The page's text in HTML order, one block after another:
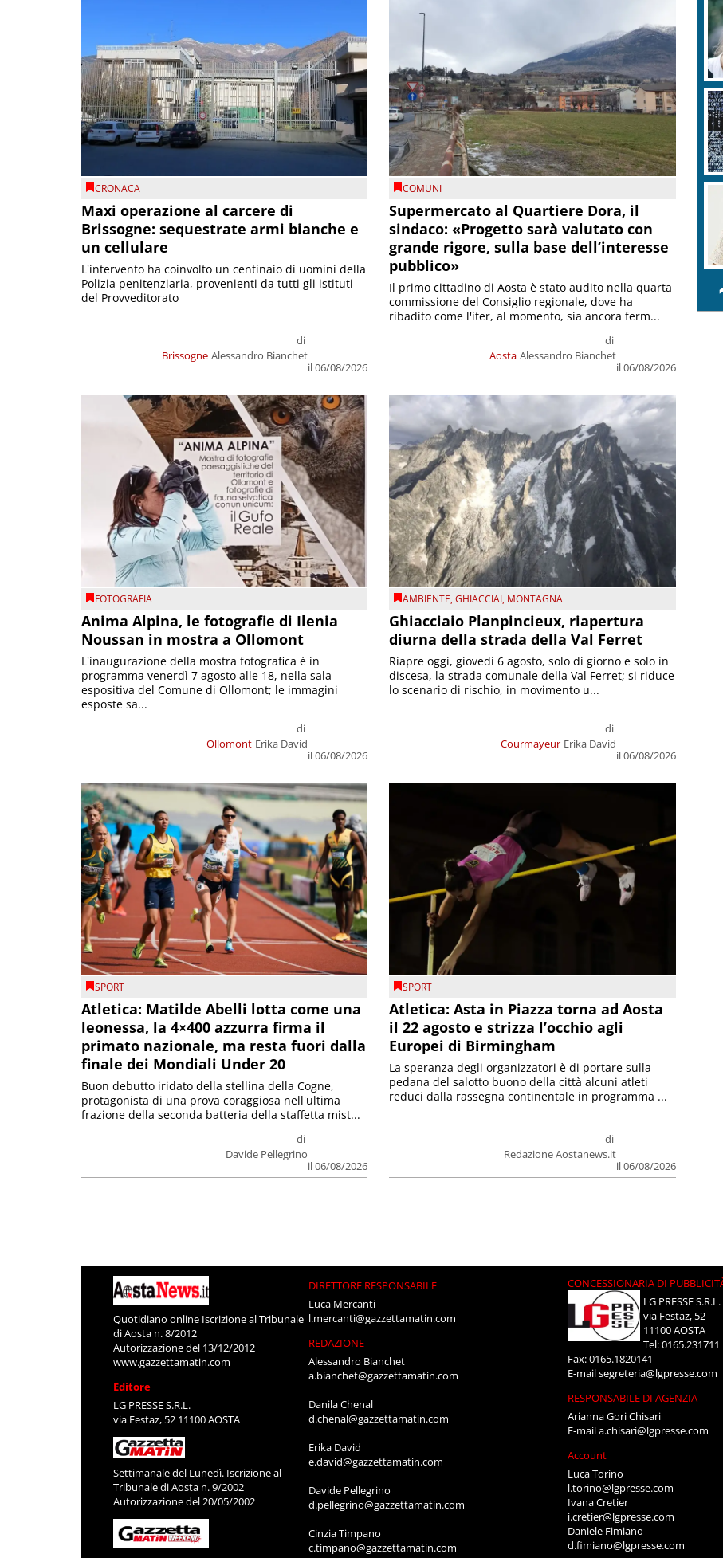
CRONACA
Maxi operazione al carcere di
Brissogne: sequestrate armi bianche e
un cellulare
Brissogne
di
Alessandro Bianchet
il 06/08/2026
L'intervento ha coinvolto un centinaio di uomini della
Polizia penitenziaria, provenienti da tutti gli istituti
del Provveditorato
COMUNI
Supermercato al Quartiere Dora, il
sindaco: «Progetto sarà valutato con
grande rigore, sulla base dell’interesse
pubblico»
Aosta
di
Alessandro Bianchet
il 06/08/2026
Il primo cittadino di Aosta è stato audito nella quarta
commissione del Consiglio regionale, dove ha
ribadito come l'iter, al momento, sia ancora ferm...
FOTOGRAFIA
Anima Alpina, le fotografie di Ilenia
Noussan in mostra a Ollomont
Ollomont
di
Erika David
il 06/08/2026
L'inaugurazione della mostra fotografica è in
programma venerdì 7 agosto alle 18, nella sala
espositiva del Comune di Ollomont; le immagini
esposte sa...
AMBIENTE,GHIACCIAI, MONTAGNA
Ghiacciaio Planpincieux, riapertura
diurna della strada della Val Ferret
Courmayeur
di
Erika David
il 06/08/2026
Riapre oggi, giovedì 6 agosto, solo di giorno e solo in
discesa, la strada comunale della Val Ferret; si riduce
lo scenario di rischio, in movimento u...
SPORT
Atletica: Matilde Abelli lotta come una
leonessa, la 4×400 azzurra firma il
primato nazionale, ma resta fuori dalla
finale dei Mondiali Under 20
di
Davide Pellegrino
il 06/08/2026
Buon debutto iridato della stellina della Cogne,
protagonista di una prova coraggiosa nell'ultima
frazione della seconda batteria della staffetta mist...
SPORT
Atletica: Asta in Piazza torna ad Aosta
il 22 agosto e strizza l’occhio agli
Europei di Birmingham
di
Redazione Aostanews.it
il 06/08/2026
La speranza degli organizzatori è di portare sulla
pedana del salotto buono della città alcuni atleti
reduci dalla rassegna continentale in programma ...
Quotidiano online Iscrizione al Tribunale
di Aosta n. 8/2012
Autorizzazione del 13/12/2012
www.gazzettamatin.com
Editore
LG PRESSE S.R.L.
via Festaz, 52 11100 AOSTA
Settimanale del Lunedì. Iscrizione al
Tribunale di Aosta n. 9/2002
Autorizzazione del 20/05/2002
DIRETTORE RESPONSABILE
Luca Mercanti
l.mercanti@gazzettamatin.com
REDAZIONE
Alessandro Bianchet
a.bianchet@gazzettamatin.com
Danila Chenal
d.chenal@gazzettamatin.com
Erika David
e.david@gazzettamatin.com
Davide Pellegrino
d.pellegrino@gazzettamatin.com
Cinzia Timpano
c.timpano@gazzettamatin.com
CONCESSIONARIA DI
LG PRESSE S.R.L.
via Festaz, 52
11100 AOSTA
Tel: 0165.231711
Fax: 0165.1820141
E-mailsegreteria@lgpresse.com
RESPONSABILE DI AGENZIA
Arianna Gori Chisari
E-maila.chisari@lgpresse.com
Account
Luca Torino
l.torino@lgpresse.com
Ivana Cretier
i.cretier@lgpresse.com
Daniele Fimiano
d.fimiano@lgpresse.com